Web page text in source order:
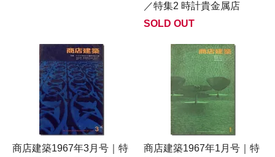
／特集2 時計貴金属店
SOLD OUT
商店建築1967年3月号｜特
商店建築1967年1月号｜特